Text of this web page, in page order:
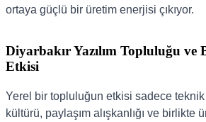
ortaya güçlü bir üretim enerjisi çıkıyor.
Diyarbakır Yazılım Topluluğu ve
Etkisi
Yerel bir topluluğun etkisi sadece
kültürü, paylaşım alışkanlığı ve birlikte